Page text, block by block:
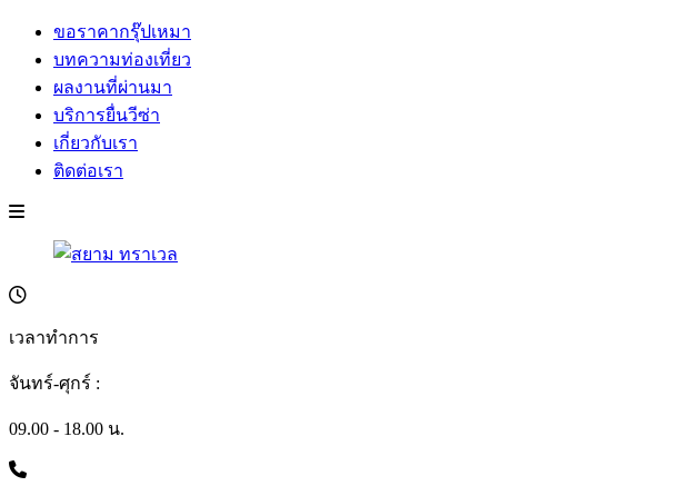
ขอราคากรุ๊ปเหมา
บทความท่องเที่ยว
ผลงานที่ผ่านมา
บริการยื่นวีซ่า
เกี่ยวกับเรา
ติดต่อเรา
เวลาทำการ
จันทร์-ศุกร์ :
09.00 - 18.00 น.